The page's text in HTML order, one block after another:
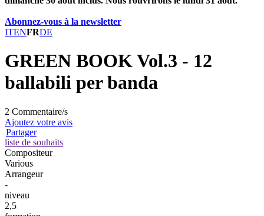
Abonnez-vous à la newsletter
ITENFRDE
GREEN BOOK Vol.3 - 12
ballabili per banda
2 Commentaire/s
Ajoutez votre avis
Partager
liste de souhaits
Compositeur
Various
Arrangeur
-
niveau
2,5